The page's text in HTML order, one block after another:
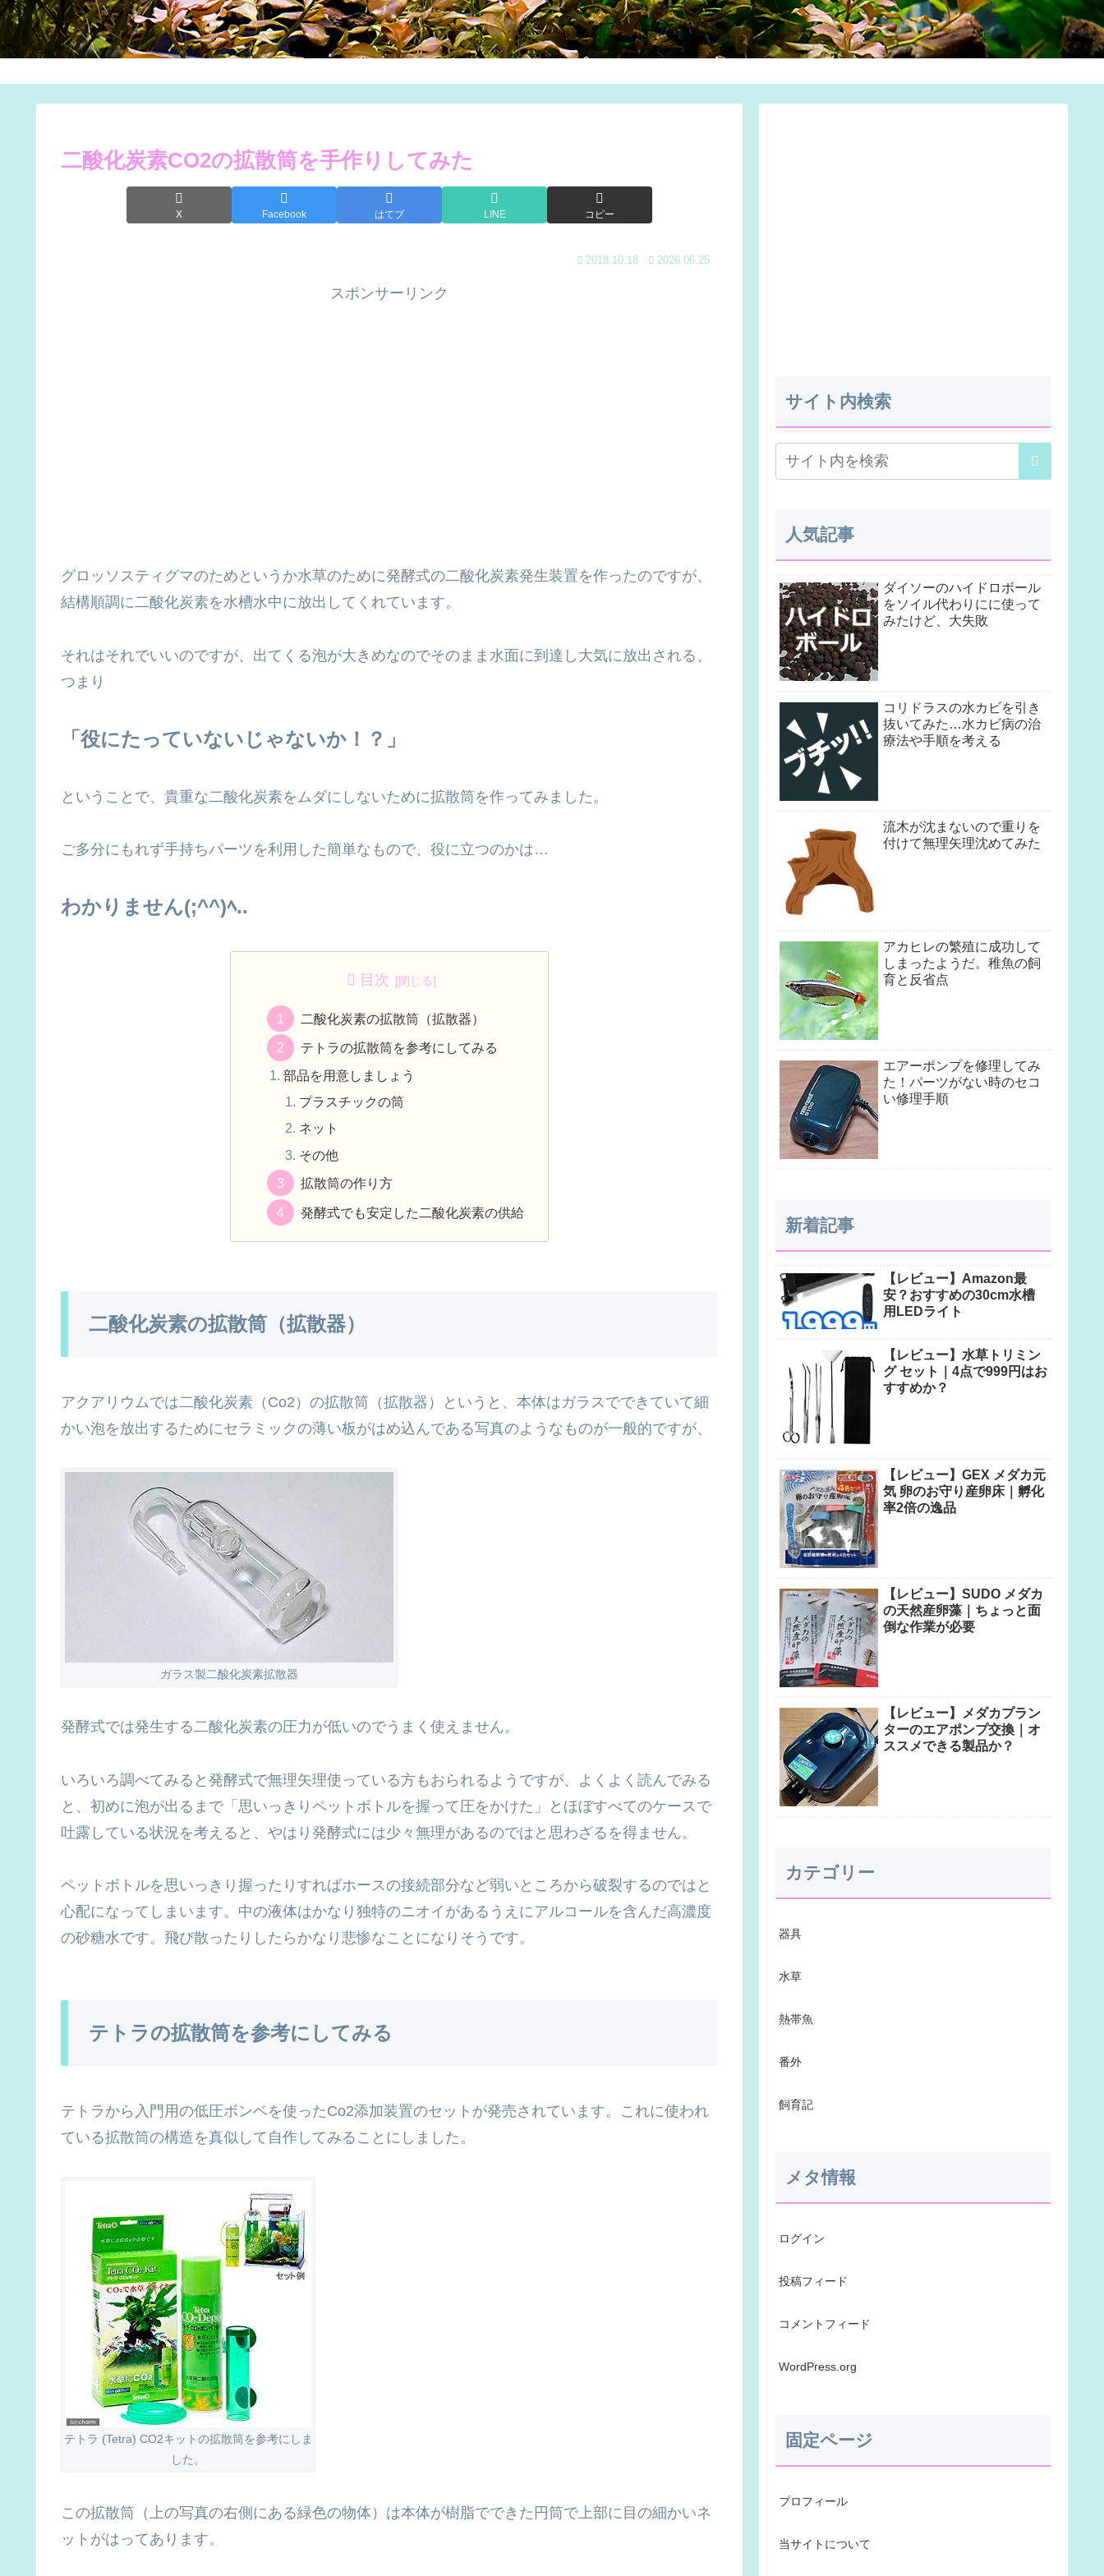
二酸化炭素CO2の拡散筒を手作りしてみた
X Facebook はてブ LINE コピー
2018.10.18 2026.06.25
スポンサーリンク
グロッソスティグマのためというか水草のために発酵式の二酸化炭素発生装置を作ったのですが、
結構順調に二酸化炭素を水槽水中に放出してくれています。
それはそれでいいのですが、出てくる泡が大きめなのでそのまま水面に到達し大気に放出される、
つまり
「役にたっていないじゃないか！？」
ということで、貴重な二酸化炭素をムダにしないために拡散筒を作ってみました。
ご多分にもれず手持ちパーツを利用した簡単なもので、役に立つのかは…
わかりません(;^^)ﾍ..
目次
二酸化炭素の拡散筒（拡散器）
テトラの拡散筒を参考にしてみる
部品を用意しましょう
プラスチックの筒
ネット
その他
拡散筒の作り方
発酵式でも安定した二酸化炭素の供給
二酸化炭素の拡散筒（拡散器）
アクアリウムでは二酸化炭素（Co2）の拡散筒（拡散器）というと、本体はガラスでできていて細
かい泡を放出するためにセラミックの薄い板がはめ込んである写真のようなものが一般的ですが、
ガラス製二酸化炭素拡散器
発酵式では発生する二酸化炭素の圧力が低いのでうまく使えません。
いろいろ調べてみると発酵式で無理矢理使っている方もおられるようですが、よくよく読んでみる
と、初めに泡が出るまで「思いっきりペットボトルを握って圧をかけた」とほぼすべてのケースで
吐露している状況を考えると、やはり発酵式には少々無理があるのではと思わざるを得ません。
ペットボトルを思いっきり握ったりすればホースの接続部分など弱いところから破裂するのではと
心配になってしまいます。中の液体はかなり独特のニオイがあるうえにアルコールを含んだ高濃度
の砂糖水です。飛び散ったりしたらかなり悲惨なことになりそうです。
テトラの拡散筒を参考にしてみる
テトラから入門用の低圧ボンベを使ったCo2添加装置のセットが発売されています。これに使われ
ている拡散筒の構造を真似して自作してみることにしました。
テトラ (Tetra) CO2キットの拡散筒を参考にしま
した。
この拡散筒（上の写真の右側にある緑色の物体）は本体が樹脂でできた円筒で上部に目の細かいネ
ットがはってあります。
サイト内検索
人気記事
ダイソーのハイドロボール
をソイル代わりにに使って
みたけど、大失敗
コリドラスの水カビを引き
抜いてみた…水カビ病の治
療法や手順を考える
流木が沈まないので重りを
付けて無理矢理沈めてみた
アカヒレの繁殖に成功して
しまったようだ。稚魚の飼
育と反省点
エアーポンプを修理してみ
た！パーツがない時のセコ
い修理手順
新着記事
【レビュー】Amazon最
安？おすすめの30cm水槽
用LEDライト
【レビュー】水草トリミン
グ セット｜4点で999円はお
すすめか？
【レビュー】GEX メダカ元
気 卵のお守り産卵床｜孵化
率2倍の逸品
【レビュー】SUDO メダカ
の天然産卵藻｜ちょっと面
倒な作業が必要
【レビュー】メダカプラン
ターのエアポンプ交換｜オ
ススメできる製品か？
カテゴリー
器具
水草
熱帯魚
番外
飼育記
メタ情報
ログイン
投稿フィード
コメントフィード
WordPress.org
固定ページ
プロフィール
当サイトについて